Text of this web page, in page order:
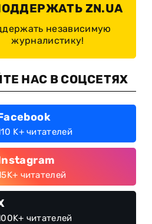
ZN.UA
независимую
журналистику!
НАС В СОЦСЕТЯХ
K+ читателей
читателей
читателей